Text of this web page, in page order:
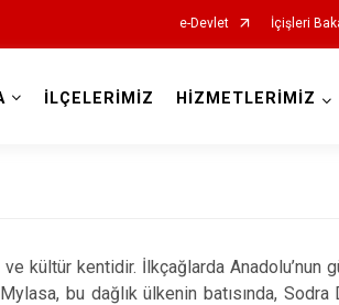
e-Devlet İçişleri
İLÇELERİMİZ HİZMETLERİMİZ
kültür kentidir. İlkçağlarda Anadolu’nun
bu dağlık ülkenin batısında, Sodra